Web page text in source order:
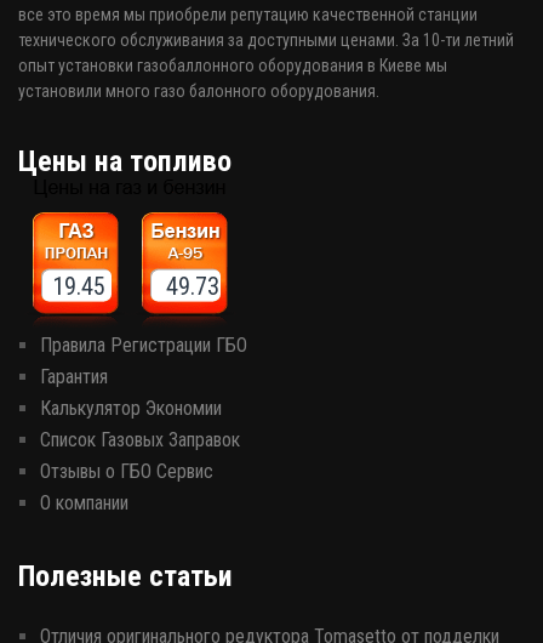
все это время мы приобрели репутацию качественной станции
технического обслуживания за доступными ценами. За 10-ти летний
опыт установки газобаллонного оборудования в Киеве мы
установили много газо балонного оборудования.
Цены на топливо
19.45 49.73
Правила Регистрации ГБО
Гарантия
Калькулятор Экономии
Список Газовых Заправок
Отзывы о ГБО Сервис
О компании
Полезные статьи
Отличия оригинального редуктора Tomasetto от подделки